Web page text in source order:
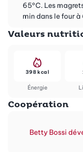
65°C. Les
min dans le four à
Valeurs
Énergie
398 kcal
Coopération
Betty Bossi